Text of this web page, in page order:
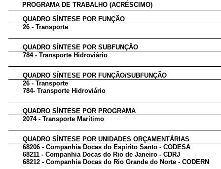
PROGRAMA DE TRABALHO (ACRÉSCIMO)
QUADRO SÍNTESE POR FUNÇÃO
26 - Transporte
QUADRO SÍNTESE POR SUBFUNÇÃO
784 - Transporte Hidroviário
QUADRO SÍNTESE POR FUNÇÃO/SUBFUNÇÃO
26 - Transporte
784- Transporte Hidroviário
QUADRO SÍNTESE POR PROGRAMA
2074 - Transporte Marítimo
QUADRO SÍNTESE POR UNIDADES ORÇAMENTÁRIAS
68206 - Companhia Docas do Espírito Santo - CODESA
68211 - Companhia Docas do Rio de Janeiro - CDRJ
68212 - Companhia Docas do Rio Grande do Norte - CODERN